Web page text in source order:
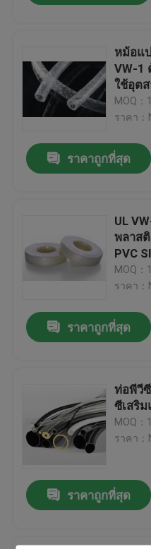
ถุงผ้าไม่ทอ
ถุงมือตกปลา
การแกะสลักด้วยตนเอง
ท่อซิลิโคนที่มีความยืดห
ยางซิลิโคนหุ้มด้วยไฟเบ
Kitty Boinks
Boinks ของเล่น Fidget
หม้อแ
VW-1
ใช้อุต
MOQ
ราคา
ราคาถูกที่สุด
UL
พลาส
PVC
MOQ
ราคา
ราคาถูกที่สุด
ท่อพีวี
ซีเสริ
MOQ
ราคา
ราคาถูกที่สุด